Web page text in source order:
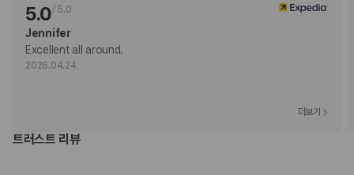
장애인 안내 동물의 경우 요금 면제
위 목록에 명시되지 않은 다른 항목이 있을 수 있습니다. 요금 및 보증금은 세전
금액일 수 있으며 변경될 수 있습니다.
현장 결제 유형 및 수단
Discover
5.0/ 5.0
Jennifer
Excellent all around.
2026.04.24
더보기
트러스트 리뷰